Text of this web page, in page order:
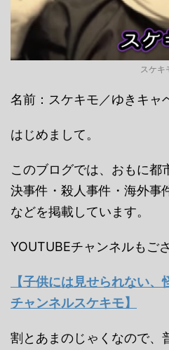
スケキ
名前：スケキモ／ゆきキャ
はじめまして。
このブログでは、おもに都
決事件・殺人事件・海外事
などを掲載しています。
YOUTUBEチャンネルもご
【子供には見せられない
チャンネルスケキモ】
割とあまのじゃくなので、